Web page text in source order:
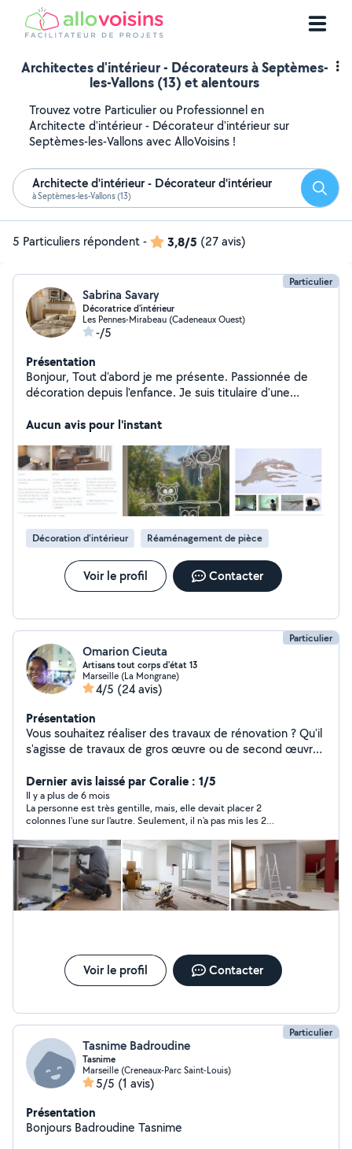
Architectes d'intérieur - Décorateurs à Septèmes-
les-Vallons (13) et alentours
Trouvez votre Particulier ou Professionnel en
Architecte d'intérieur - Décorateur d'intérieur sur
Septèmes-les-Vallons avec AlloVoisins !
Architecte d'intérieur - Décorateur d'intérieur
à Septèmes-les-Vallons (13)
5 Particuliers répondent- 3,8/5 (27 avis)
Particulier
Sabrina Savary
Décoratrice d'intérieur
Les Pennes-Mirabeau (Cadeneaux Ouest)
-/5
Présentation
Bonjour, Tout d'abord je me présente. Passionnée de
décoration depuis l'enfance. Je suis titulaire d'une
des agencements fonctionnels adapté à votre budget.
appartements, maisons, salon, chambre, buanderie,
bureau, salle de jeux. Et en option, je réalise moi-même
des fresques murales. La formule comprends : - Un RDV
de 1h - le mood board ( visuel d'inspiration) - Plan et
élévations - rendu 3d - shopping liste Au plaisir de créer
pour vous. Mes prestations sont sur devis chiffrés selon
vos besoins
Aucun avis pour l'instant
Décoration d'intérieur Réaménagement de pièce
Voir le profil Contacter
Particulier
Omarion Cieuta
Artisans tout corps d'état 13
Marseille (La Mongrane)
4/5 (24 avis)
Présentation
Vous souhaitez réaliser des travaux de rénovation ? Qu'il
s'agisse de travaux de gros œuvre ou de second œuvre,
ou des murs, d'une salle de bain ou d'une cuisine... je
suis là pour vous aider à mieux appréhender vos travaux.
Vous profiterez aussi de nombreux conseils pratiques et
d'un accompagnement pour tous vos travaux
Dernier avis laissé par Coralie : 1/5
Il y a plus de 6 mois
La personne est très gentille, mais, elle devait placer 2
colonnes l'une sur l'autre. Seulement, il n'a pas mis les 2
et l'autre en bas. Omarion a dû dévisser les poignées pour
qu'elles correspondent à son installation, laissent des trous
dans un meuble tout neuf. De plus, la porte du bas (qui aurait
dû être en haut) ne se ferme plus correctement, car elle n'est
pas bien fermée.
Voir le profil Contacter
Particulier
Tasnime Badroudine
Tasnime
Marseille (Creneaux-Parc Saint-Louis)
5/5 (1 avis)
Présentation
Bonjours Badroudine Tasnime